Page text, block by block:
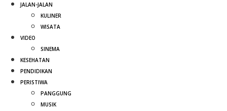
JALAN-JALAN
KULINER
WISATA
VIDEO
SINEMA
KESEHATAN
PENDIDIKAN
PERISTIWA
PANGGUNG
MUSIK